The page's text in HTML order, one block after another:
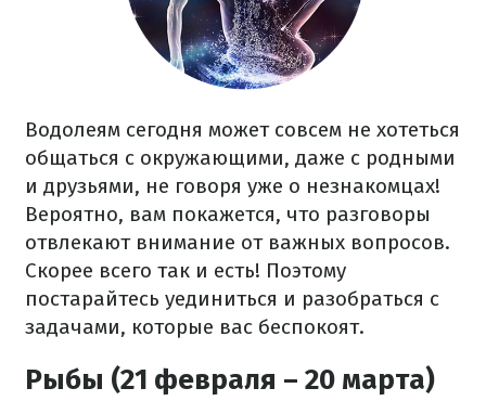
Водолеям сегодня может совсем не хотеться
общаться с окружающими, даже с родными
и друзьями, не говоря уже о незнакомцах!
Вероятно, вам покажется, что разговоры
отвлекают внимание от важных вопросов.
Скорее всего так и есть! Поэтому
постарайтесь уединиться и разобраться с
задачами, которые вас беспокоят.
Рыбы (21 февраля – 20 марта)